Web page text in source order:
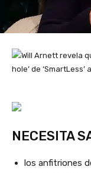
NECESITA
los anfitriones